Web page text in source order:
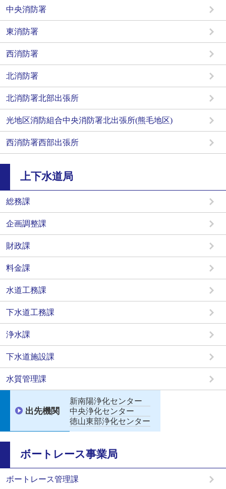
中央消防署
東消防署
西消防署
北消防署
北消防署北部出張所
光地区消防組合中央消防署北出張所(熊毛地区)
西消防署西部出張所
上下水道局
総務課
企画調整課
財政課
料金課
水道工務課
下水道工務課
浄水課
下水道施設課
水質管理課
出先機関
新南陽浄化センター
中央浄化センター
徳山東部浄化センター
ボートレース事業局
ボートレース管理課